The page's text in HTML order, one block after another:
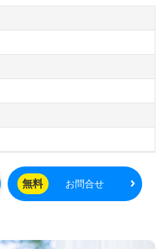
給与体系を提供。さらに年2
が見込めます。また、最寄
駅から徒歩9分、車通勤も
地です。
、入居定員54名を誇るホスピ
ア、ターミナルケアまで幅
環境です。特に、看護助手
では、全ての職員が心を込
と」に寄り添うことを大切に
けるのが特徴です。
いを大切にし、資格や経験を
チャンスです。さらに、医
無料 お問合せ